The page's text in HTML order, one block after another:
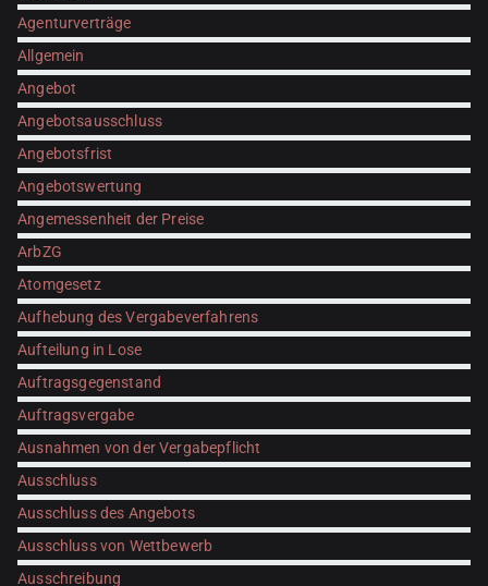
Agenturverträge
Allgemein
Angebot
Angebotsausschluss
Angebotsfrist
Angebotswertung
Angemessenheit der Preise
ArbZG
Atomgesetz
Aufhebung des Vergabeverfahrens
Aufteilung in Lose
Auftragsgegenstand
Auftragsvergabe
Ausnahmen von der Vergabepflicht
Ausschluss
Ausschluss des Angebots
Ausschluss von Wettbewerb
Ausschreibung